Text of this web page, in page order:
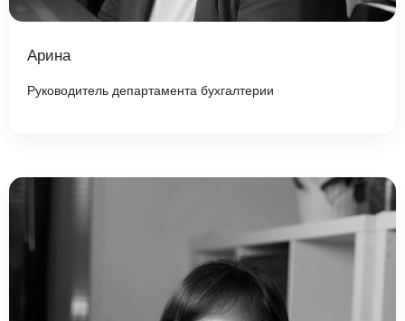
Арина
Руководитель департамента бухгалтерии